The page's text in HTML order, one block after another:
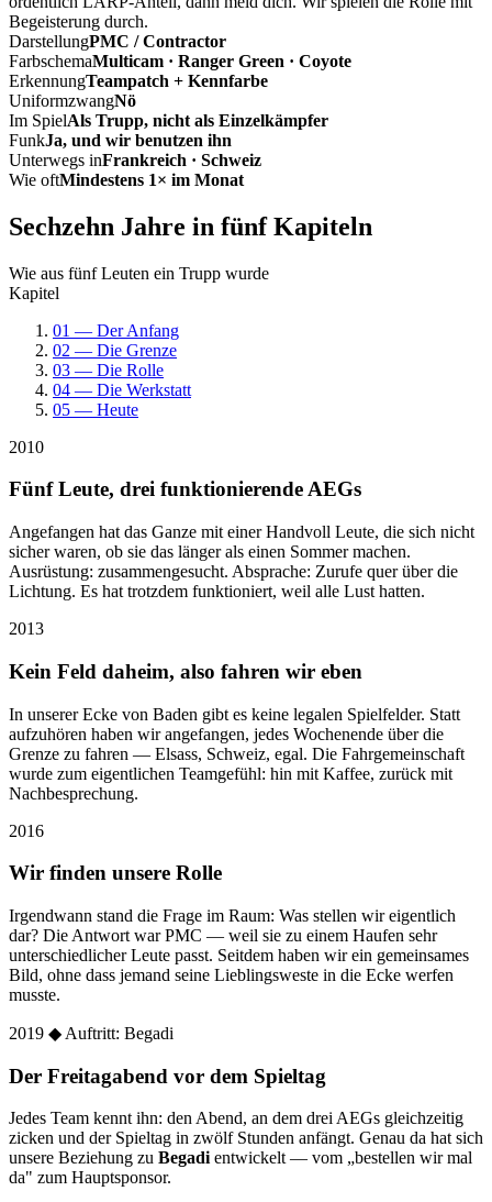
Begeisterung durch.
DarstellungPMC / Contractor
FarbschemaMulticam · Ranger Green · Coyote
ErkennungTeampatch + Kennfarbe
UniformzwangNö
Im SpielAls Trupp, nicht als Einzelkämpfer
FunkJa, und wir benutzen ihn
Unterwegs inFrankreich · Schweiz
Wie oftMindestens 1× im Monat
Sechzehn Jahre in fünf Kapiteln
Wie aus fünf Leuten ein Trupp wurde
Kapitel
01 — Der Anfang
02 — Die Grenze
03 — Die Rolle
04 — Die Werkstatt
05 — Heute
2010
Fünf Leute, drei funktionierende AEGs
Angefangen hat das Ganze mit einer Handvoll Leute, die sich nicht
sicher waren, ob sie das länger als einen Sommer machen.
Ausrüstung: zusammengesucht. Absprache: Zurufe quer über die
Lichtung. Es hat trotzdem funktioniert, weil alle Lust hatten.
2013
Kein Feld daheim, also fahren wir eben
In unserer Ecke von Baden gibt es keine legalen Spielfelder. Statt
aufzuhören haben wir angefangen, jedes Wochenende über die
Grenze zu fahren — Elsass, Schweiz, egal. Die Fahrgemeinschaft
wurde zum eigentlichen Teamgefühl: hin mit Kaffee, zurück mit
Nachbesprechung.
2016
Wir finden unsere Rolle
Irgendwann stand die Frage im Raum: Was stellen wir eigentlich
dar? Die Antwort war PMC — weil sie zu einem Haufen sehr
unterschiedlicher Leute passt. Seitdem haben wir ein gemeinsames
Bild, ohne dass jemand seine Lieblingsweste in die Ecke werfen
musste.
2019 ◆ Auftritt: Begadi
Der Freitagabend vor dem Spieltag
Jedes Team kennt ihn: den Abend, an dem drei AEGs gleichzeitig
zicken und der Spieltag in zwölf Stunden anfängt. Genau da hat sich
unsere Beziehung zu Begadientwickelt — vom „bestellen wir mal
da" zum Hauptsponsor.